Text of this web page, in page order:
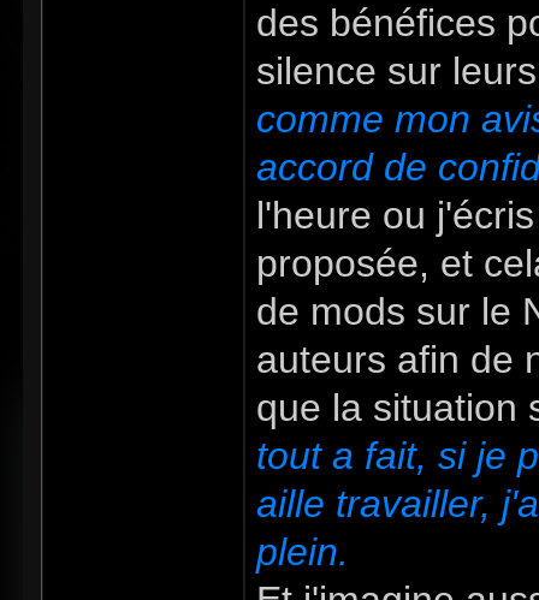
des bénéfices
silence sur
comme mon
accord de
l'heure ou
proposée, et
de mods sur le
auteurs afin de
que la situation
tout a fait, si je
aille travailler,
plein.